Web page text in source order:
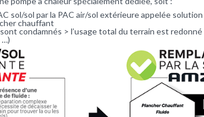
sol/sol par la PAC air/sol extérieure appelée solution
chauffant
condamnés > l’usage total du terrain est
…)